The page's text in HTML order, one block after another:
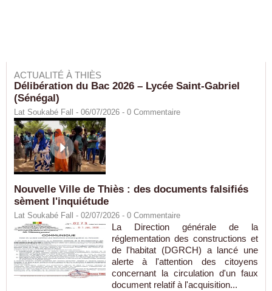
ACTUALITÉ À THIÈS
Délibération du Bac 2026 – Lycée Saint-Gabriel
(Sénégal)
Lat Soukabé Fall - 06/07/2026 - 0 Commentaire
Nouvelle Ville de Thiès : des documents falsifiés
sèment l'inquiétude
Lat Soukabé Fall - 02/07/2026 - 0 Commentaire
La Direction générale de la
réglementation des constructions et
de l'habitat (DGRCH) a lancé une
alerte à l'attention des citoyens
concernant la circulation d'un faux
document relatif à l'acquisition...